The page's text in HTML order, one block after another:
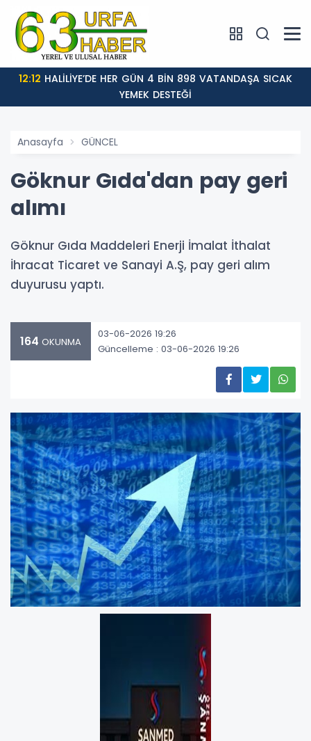
12:12
YEMEK DESTEĞİ
Anasayfa GÜNCEL
Göknur Gıda'dan pay geri
alımı
Göknur Gıda Maddeleri Enerji İmalat İthalat
İhracat Ticaret ve Sanayi A.Ş, pay geri alım
duyurusu yaptı.
164 OKUNMA
03-06-2026 19:26
Güncelleme : 03-06-2026 19:26